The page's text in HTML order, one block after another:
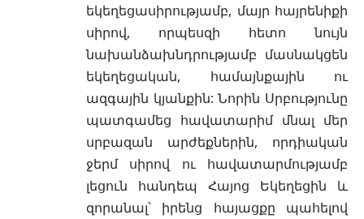
եկեղեցասիրությամբ, մայր հայրենիքի
սիրով, որպեսզի հետո նույն
նախանձախնդրությամբ մասնակցեն
եկեղեցական, համայնքային ու
ազգային կյանքին: Նորին Սրբությունը
պատգամեց հավատարիմ մնալ մեր
սրբազան արժեքներին, որդիական
ջերմ սիրով ու հավատարմությամբ
լեցուն հանդեպ Հայոց Եկեղեցին և
զորանալ՝ իրենց հայացքը պահելով